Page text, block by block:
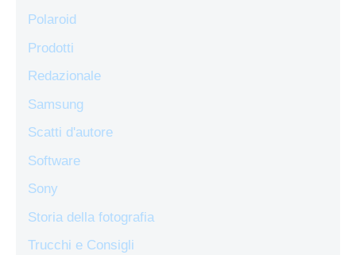
Polaroid
Prodotti
Redazionale
Samsung
Scatti d'autore
Software
Sony
Storia della fotografia
Trucchi e Consigli